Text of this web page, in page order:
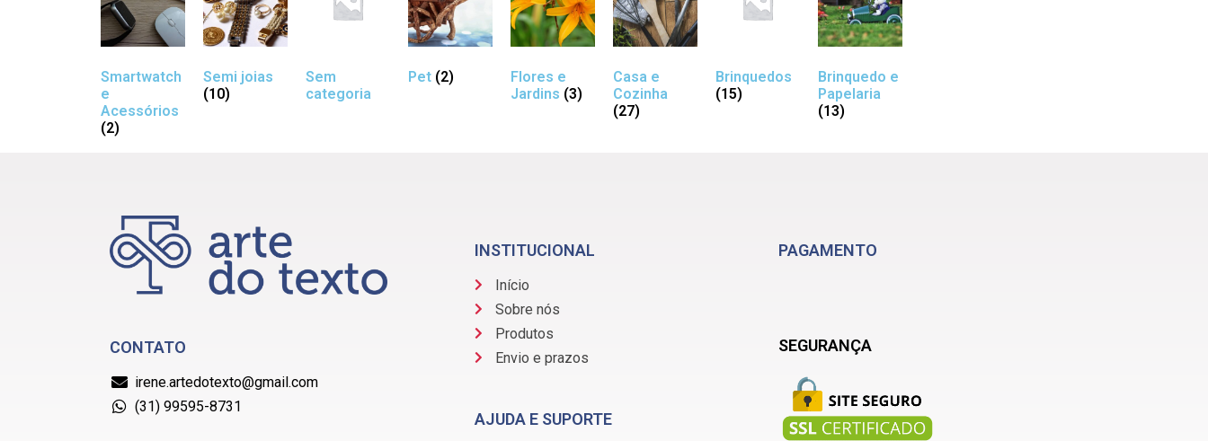
Smartwatch
e
Acessórios
(2)
Semi joias
(10)
Sem
categoria
Pet (2)
Flores e
Jardins (3)
Casa e
Cozinha
(27)
Brinquedos
(15)
Brinquedo e
Papelaria
(13)
CONTATO
irene.artedotexto@gmail.com
(31) 99595-8731
INSTITUCIONAL
Início
Sobre nós
Produtos
Envio e prazos
AJUDA E SUPORTE
PAGAMENTO
SEGURANÇA